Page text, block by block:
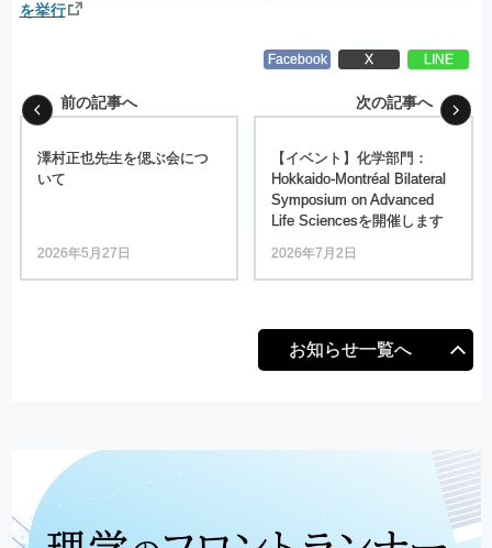
を挙行
Facebook X LINE
前の記事へ
澤村正也先生を偲ぶ会につ
いて
2026年5月27日
次の記事へ
【イベント】 化学部門：
Hokkaido-Montréal Bilateral
Symposium on Advanced
Life Sciencesを開催します
2026年7月2日
お知らせ一覧へ